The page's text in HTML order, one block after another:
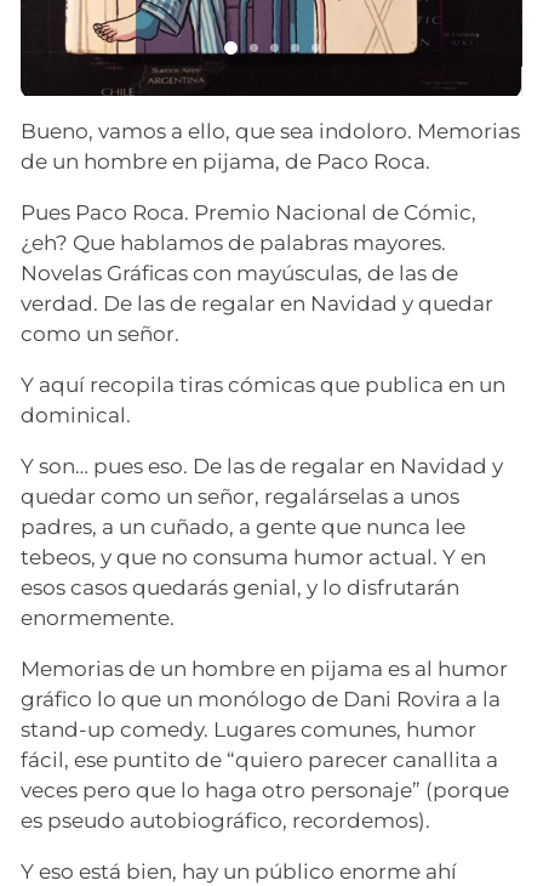
Bueno, vamos a ello, que sea indoloro. Memorias
de un hombre en pijama, de Paco Roca.
Pues Paco Roca. Premio Nacional de Cómic,
¿eh? Que hablamos de palabras mayores.
Novelas Gráficas con mayúsculas, de las de
verdad. De las de regalar en Navidad y quedar
como un señor.
Y aquí recopila tiras cómicas que publica en un
dominical.
Y son… pues eso. De las de regalar en Navidad y
quedar como un señor, regalárselas a unos
padres, a un cuñado, a gente que nunca lee
tebeos, y que no consuma humor actual. Y en
esos casos quedarás genial, y lo disfrutarán
enormemente.
Memorias de un hombre en pijama es al humor
gráfico lo que un monólogo de Dani Rovira a la
stand-up comedy. Lugares comunes, humor
fácil, ese puntito de “quiero parecer canallita a
veces pero que lo haga otro personaje” (porque
es pseudo autobiográfico, recordemos).
Y eso está bien, hay un público enorme ahí